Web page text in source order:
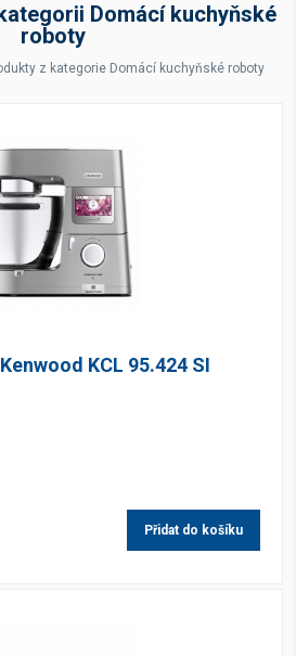
Domácí kuchyňské
roboty
z kategorie Domácí kuchyňské roboty
KCL 95.424 SI
Přidat do košíku